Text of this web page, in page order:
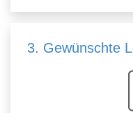
3. Gewünschte